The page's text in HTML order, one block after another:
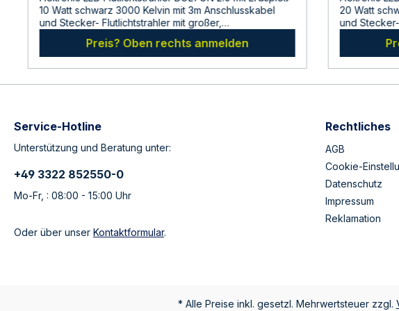
10 Watt schwarz 3000 Kelvin mit 3m Anschlusskabel
und Stecker- Flutlichtstrahler mit großer,
Blendwirkung- Gehäuse aus schwarz
pulverbeschichtetem Aluminium-Druckguss- Leicht zu
reinigende Scheibe aus gehärtetem Sicherheitsglas-
Weißer UV-Schutz-Reflektor- Mit Erdspieß für die
Lichtmenge 735 LumenAbmessungen: 104 x 92 x 21
814612
Sicherheitsinformationen:Lesen sie vor der
Hinweise auf der Verpackung sorgfältig durch und
Preis? Oben rechts anmelden
20 Watt
und
reinigende
Weißer UV-
Lichtmenge
814612
Hinweise
Produkte in
Service-Hotline
Unterstützung und Beratung unter:
+49 3322 852550-0
Mo-Fr, : 08:00 - 15:00 Uhr
Oder über unser Kontaktformular.
Rechtliches
AGB
Cookie-
Datenschutz
Impressum
Reklamation
* Alle Preise inkl. gesetzl. Mehrwertsteuer zzgl.